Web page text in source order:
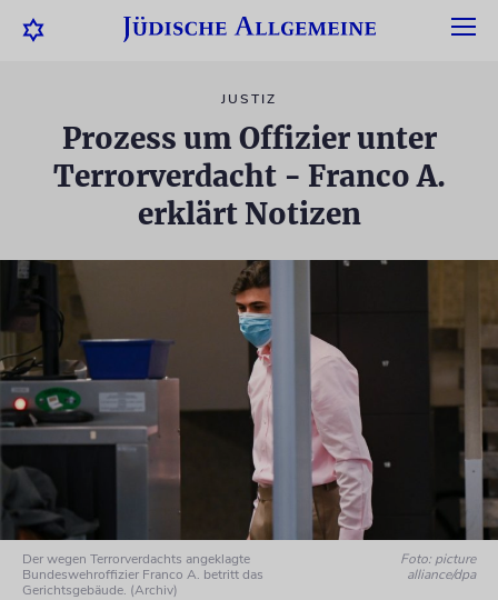
JUSTIZ
Prozess um Offizier unter
Terrorverdacht - Franco A.
erklärt Notizen
Der wegen Terrorverdachts angeklagte
Bundeswehroffizier Franco A. betritt das
Gerichtsgebäude. (Archiv)
Foto: picture
alliance/dpa